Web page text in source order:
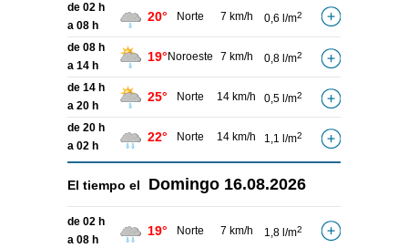
de 02 h
a 08 h
20° Norte 7 km/h 0,6 l/m2
de 08 h
a 14 h
19° Noroeste 7 km/h 0,8 l/m2
de 14 h
a 20 h
25° Norte 14 km/h 0,5 l/m2
de 20 h
a 02 h
22° Norte 14 km/h 1,1 l/m2
El tiempo el Domingo 16.08.2026
de 02 h
a 08 h
19° Norte 7 km/h 1,8 l/m2